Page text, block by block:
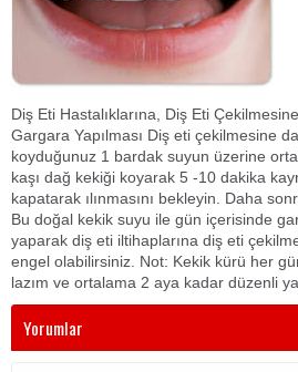
Diş Eti Hastalıklarına, Diş Eti
Gargara Yapılması Diş eti çekilmesine
koyduğunuz 1 bardak suyun üzerine
kaşı dağ kekiği koyarak 5 -10 dakika
kapatarak ılınmasını bekleyin. Daha
Bu doğal kekik suyu ile gün içerisinde
yaparak diş eti iltihaplarına diş eti
engel olabilirsiniz. Not: Kekik kürü her
lazım ve ortalama 2 aya kadar düzenli
Yorumlar